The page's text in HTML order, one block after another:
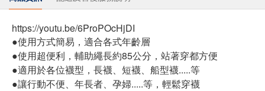
https://youtu.be/6ProPOcHjDI
●使用方式簡易，適合各式年齡層
●使用超便利，輔助繩長約85公分，站著穿都方便
●適用於各位襪型，長襪、短襪、船型襪.....等
●讓行動不便、年長者、孕婦.....等，輕鬆穿襪